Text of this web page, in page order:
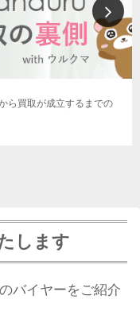
ら買取が成立するまでの
します
バイヤーをご紹介